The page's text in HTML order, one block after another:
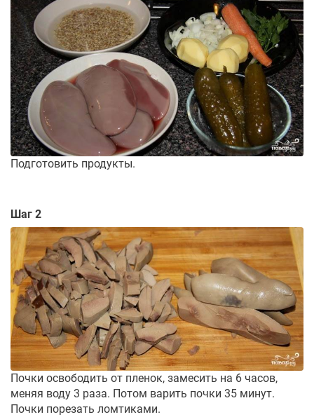
Подготовить продукты.
Шаг 2
Почки освободить от пленок, замесить на 6 часов,
меняя воду 3 раза. Потом варить почки 35 минут.
Почки порезать ломтиками.